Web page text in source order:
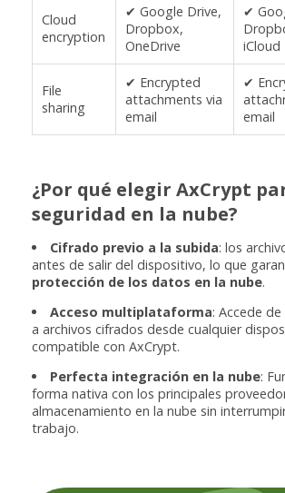
Cloud
encryption
✔ Google Drive,
Dropbox,
OneDrive
✔
iCloud
File
sharing
✔ Encrypted
attachments via
email
✔
email
¿Por qué elegir AxCrypt
seguridad en la nube?
Cifrado previo a la subida: los
antes de salir del dispositivo, lo que
protección de los datos en la nube.
Acceso multiplataforma: Accede
a archivos cifrados desde cualquier
compatible con AxCrypt.
Perfecta integración en la nube:
forma nativa con los principales
almacenamiento en la nube sin
trabajo.